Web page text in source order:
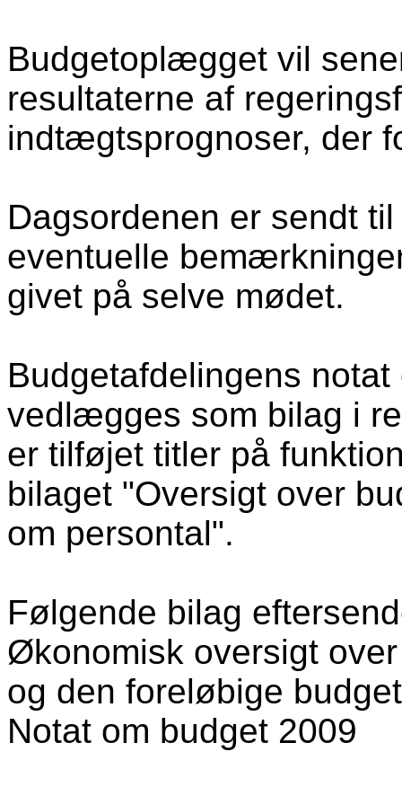
Budgetoplægget vil
resultaterne af
indtægtsprognoser, der
Dagsordenen er sendt
eventuelle
givet på selve mødet.
Budgetafdelingens
vedlægges som bilag i
er tilføjet titler på
bilaget "Oversigt over
om persontal".
Følgende bilag
Økonomisk oversigt
og den foreløbige
Notat om budget 2009